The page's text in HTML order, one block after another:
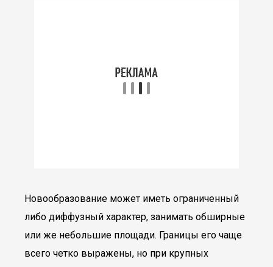
Новообразование может иметь ограниченный
либо диффузный характер, занимать обширные
или же небольшие площади. Границы его чаще
всего четко выражены, но при крупных